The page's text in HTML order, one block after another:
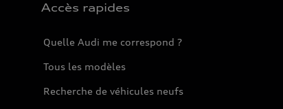
Accès rapides
Quelle Audi me correspond ?
Tous les modèles
Recherche de véhicules neufs